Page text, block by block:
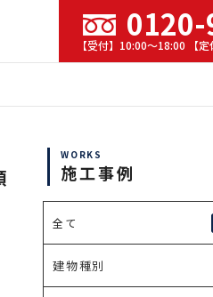
【受付】10:00～18:00 【
WORKS
施工事例
全て
建物種別